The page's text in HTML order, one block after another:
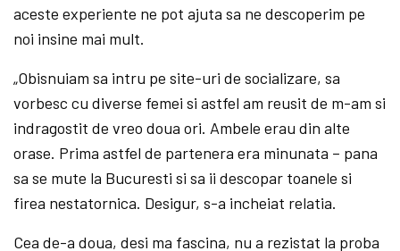
aceste experiente ne pot ajuta sa ne descoperim pe
noi insine mai mult.
„Obisnuiam sa intru pe site-uri de socializare, sa
vorbesc cu diverse femei si astfel am reusit de m-am si
indragostit de vreo doua ori. Ambele erau din alte
orase. Prima astfel de partenera era minunata – pana
sa se mute la Bucuresti si sa ii descopar toanele si
firea nestatornica. Desigur, s-a incheiat relatia.
Cea de-a doua, desi ma fascina, nu a rezistat la proba